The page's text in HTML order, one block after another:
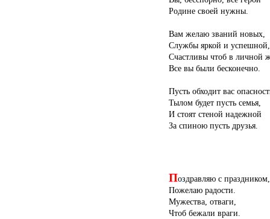
Родине своей нужны.
Вам желаю званий новых,
Службы яркой и успешной,
Счастливы чтоб в личной
Все вы были бесконечно.
Пусть обходит вас
Тылом будет пусть семья,
И стоят стеной надежной
За спиною пусть друзья.
Поздравляю с праздником,
Пожелаю радости.
Мужества, отваги,
Чтоб бежали враги.